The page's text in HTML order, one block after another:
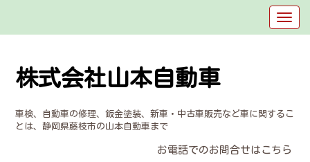
株式会社山本自動車
車検、自動車の修理、鈑金塗装、新車・中古車販売など車に関するこ
とは、静岡県藤枝市の山本自動車まで
お電話でのお問合せはこちら